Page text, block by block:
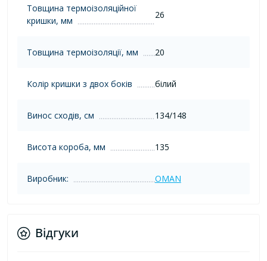
Товщина термоізоляційної
кришки, мм
26
Товщина термоізоляції, мм 20
Колір кришки з двох боків білий
Винос сходів, см 134/148
Висота короба, мм 135
Виробник: OMAN
Відгуки